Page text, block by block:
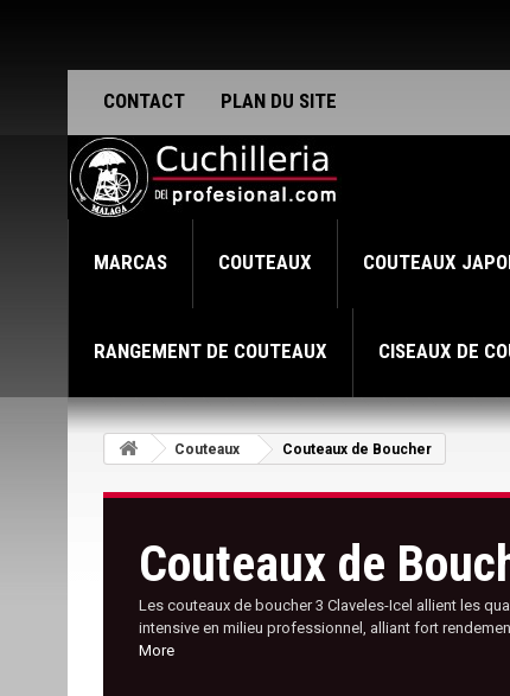
CONTACT PLAN DU SITE
MARCAS COUTEAUX COUTEAUX
RANGEMENT DE COUTEAUX CISEAUX DE
Couteaux Couteaux de Boucher
Couteaux de
Les couteaux de boucher 3 Claveles-Icel allient les
intensive en milieu professionnel, alliant fort
More